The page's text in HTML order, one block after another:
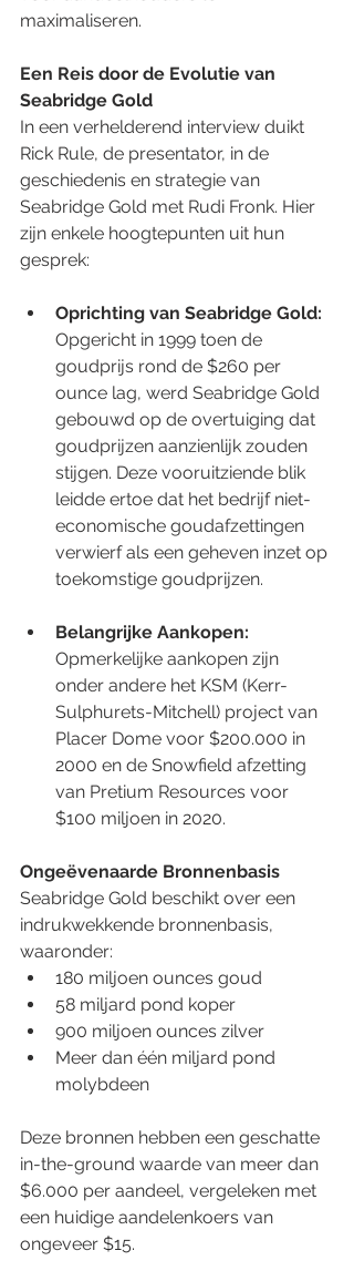
maximaliseren.
Een Reis door de Evolutie van
Seabridge Gold
In een verhelderend interview duikt
Rick Rule, de presentator, in de
geschiedenis en strategie van
Seabridge Gold met Rudi Fronk. Hier
zijn enkele hoogtepunten uit hun
gesprek:
Oprichting van Seabridge Gold:
Opgericht in 1999 toen de
goudprijs rond de $260 per
ounce lag, werd Seabridge Gold
gebouwd op de overtuiging dat
goudprijzen aanzienlijk zouden
stijgen. Deze vooruitziende blik
leidde ertoe dat het bedrijf niet-
economische goudafzettingen
verwierf als een geheven inzet op
toekomstige goudprijzen.
Belangrijke Aankopen:
Opmerkelijke aankopen zijn
onder andere het KSM (Kerr-
Sulphurets-Mitchell) project van
Placer Dome voor $200.000 in
2000 en de Snowfield afzetting
van Pretium Resources voor
$100 miljoen in 2020.
Ongeëvenaarde Bronnenbasis
Seabridge Gold beschikt over een
indrukwekkende bronnenbasis,
waaronder:
180 miljoen ounces goud
58 miljard pond koper
900 miljoen ounces zilver
Meer dan één miljard pond
molybdeen
Deze bronnen hebben een geschatte
in-the-ground waarde van meer dan
$6.000 per aandeel, vergeleken met
een huidige aandelenkoers van
ongeveer $15.